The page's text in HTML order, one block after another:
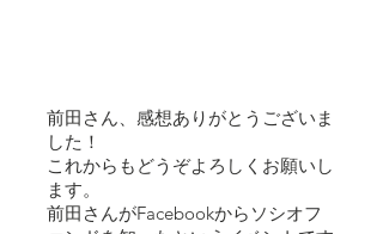
前田さん、感想ありがとうございま
した！
これからもどうぞよろしくお願いし
ます。
前田さんがFacebookからソシオフ